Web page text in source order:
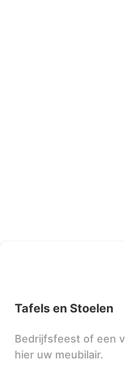
Tafels en Stoelen
Bedrijfsfeest of een
hier uw meubilair.